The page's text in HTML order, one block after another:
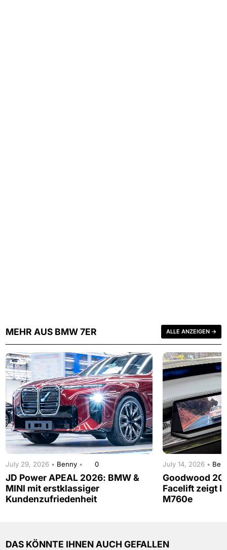
MEHR AUS BMW 7ER ALLE ANZEIGEN →
July 29, 2026 • Benny • 0
JD Power APEAL 2026: BMW &
MINI mit erstklassiger
Kundenzufriedenheit
July 14, 2026 •
Goodwood
Facelift zeigt
M760e
DAS KÖNNTE IHNEN AUCH GEFALLEN